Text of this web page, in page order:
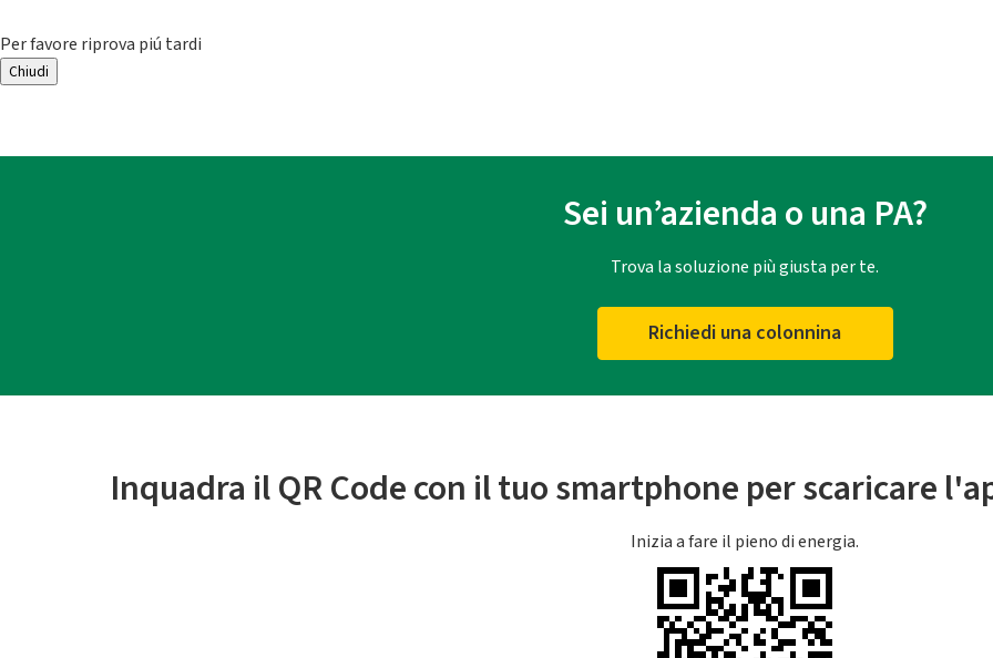
Per favore riprova piú tardi
Chiudi
Sei un’azienda o una PA?
Trova la soluzione più giusta per te.
Richiedi una colonnina
Inquadra il QR Code con il tuo smartphone per scaricare
Inizia a fare il pieno di energia.